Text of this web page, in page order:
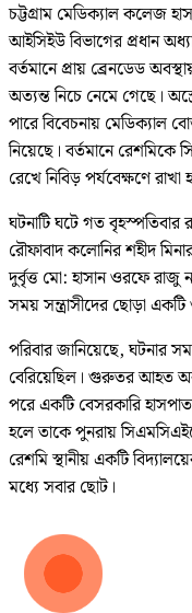
চট্টগ্রাম মেডিক্যাল কলেজ
আইসিইউ বিভাগের প্রধান
বর্তমানে প্রায় ব্রেনডেড
অত্যন্ত নিচে নেমে গেছে।
পারে বিবেচনায় মেডিক্যাল
নিয়েছে। বর্তমানে রেশমিকে
রেখে নিবিড় পর্যবেক্ষণে রাখা
ঘটনাটি ঘটে গত বৃহস্পতিবার
রৌফাবাদ কলোনির শহীদ
দুর্বৃত্ত মো: হাসান ওরফে
সময় সন্ত্রাসীদের ছোড়া
পরিবার জানিয়েছে, ঘটনার
বেরিয়েছিল। গুরুতর আহত
পরে একটি বেসরকারি
হলে তাকে পুনরায়
রেশমি স্থানীয় একটি
মধ্যে সবার ছোট।